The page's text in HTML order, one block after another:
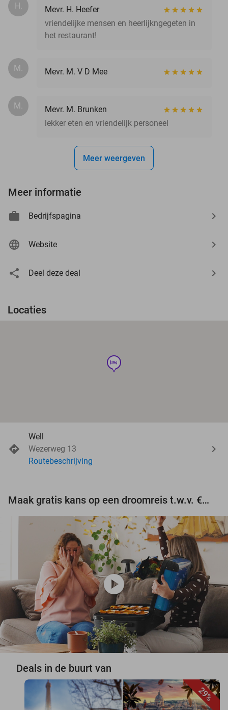
H.
Mevr. H. Heefer
vriendelijke mensen en heerlijkngegeten in
het restaurant!
M. Mevr. M. V D Mee
M.
Mevr. M. Brunken
lekker eten en vriendelijk personeel
Meer weergeven
Meer informatie
Bedrijfspagina
Website
Deel deze deal
Locaties
hotel
Well
Wezerweg 13
Routebeschrijving
Maak gratis kans op een droomreis t.w.v. €3.000!
play_circle
Deals in de buurt van
29%